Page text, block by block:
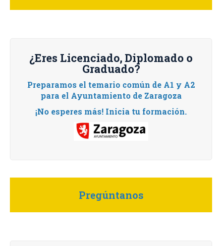
¿Eres Licenciado, Diplomado o
Graduado?
Preparamos el temario común de A1 y A2
para el Ayuntamiento de Zaragoza
¡No esperes más! Inicia tu formación.
Pregúntanos